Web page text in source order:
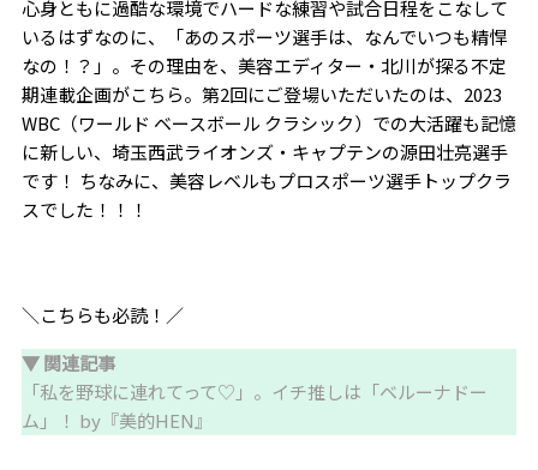
心身ともに過酷な環境でハードな練習や試合日程をこなして
いるはずなのに、「あのスポーツ選手は、なんでいつも精悍
なの！ ？ 」。その理由を、美容エディター・北川が探る不定
期連載企画がこちら。第2回にご登場いただいたのは、 2023
WBC（ワールド ベースボール クラシック）での大活躍も記憶
に新しい、埼玉西武ライオンズ・キャプテンの源田壮亮選手
です！ ちなみに、美容レベルもプロスポーツ選手トップクラ
スでした ！！！
＼こちらも必読！／
▼ 関連記事
「私を野球に連れてって♡」。イチ推しは「ベルーナドー
ム」！ by『美的HEN』